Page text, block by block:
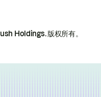
Holdings.版权所有。